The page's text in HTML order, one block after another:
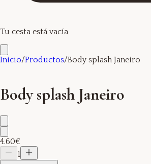
Tu cesta está vacía
Inicio/Productos/Body splash Janeiro
Body splash Janeiro
4.60€
1